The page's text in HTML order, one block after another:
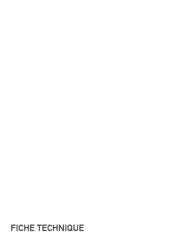
FICHE TECHNIQUE